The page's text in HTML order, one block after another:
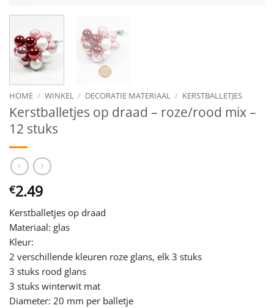
HOME / WINKEL / DECORATIE MATERIAAL / KERSTBALLETJES
Kerstballetjes op draad – roze/rood mix –
12 stuks
€2.49
Kerstballetjes op draad
Materiaal: glas
Kleur:
2 verschillende kleuren roze glans, elk 3 stuks
3 stuks rood glans
3 stuks winterwit mat
Diameter: 20 mm per balletje